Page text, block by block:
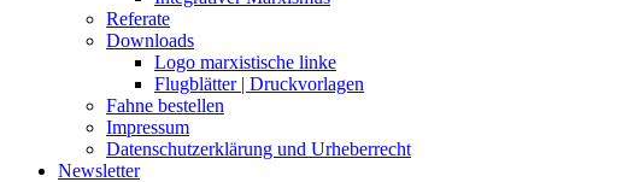
Referate
Downloads
Logo marxistische linke
Flugblätter | Druckvorlagen
Fahne bestellen
Impressum
Datenschutzerklärung und Urheberrecht
Newsletter